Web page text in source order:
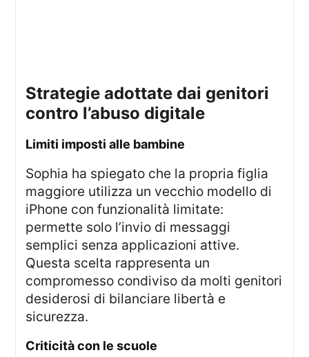
strategie adottate dai genitori
contro l’abuso digitale
limiti imposti alle bambine
Sophia ha spiegato che la propria figlia
maggiore utilizza un vecchio modello di
iPhone con funzionalità limitate:
permette solo l’invio di messaggi
semplici senza applicazioni attive.
Questa scelta rappresenta un
compromesso condiviso da molti genitori
desiderosi di bilanciare libertà e
sicurezza.
criticità con le scuole